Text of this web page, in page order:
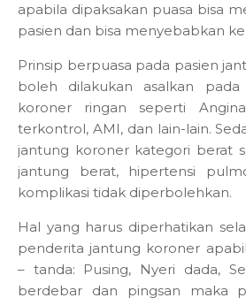
apabila dipaksakan puasa bisa
pasien dan bisa menyebabkan
Prinsip berpuasa pada pasien
boleh dilakukan asalkan
koroner ringan seperti
terkontrol, AMI, dan lain-lain.
jantung koroner kategori berat
jantung berat, hipertensi
komplikasi tidak diperbolehkan.
Hal yang harus diperhatikan
penderita jantung koroner
– tanda: Pusing, Nyeri dada,
berdebar dan pingsan maka